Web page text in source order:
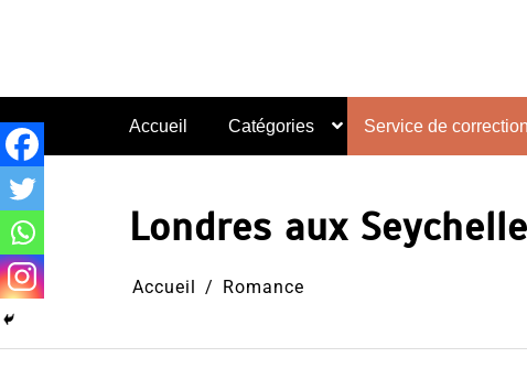
Accueil Catégories Service de
Londres aux
Accueil Romance